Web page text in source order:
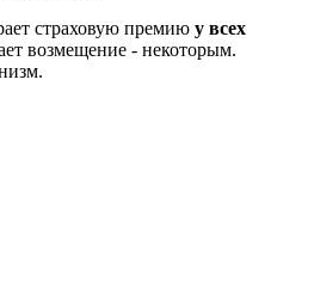
страховую премию у всех
возмещение - некоторым.